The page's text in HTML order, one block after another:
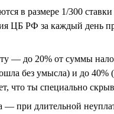
в размере 1/300 ставки
ЦБ РФ за каждый день
— до 20% от суммы
без умысла) и до 40%
что ты специально
— при длительной